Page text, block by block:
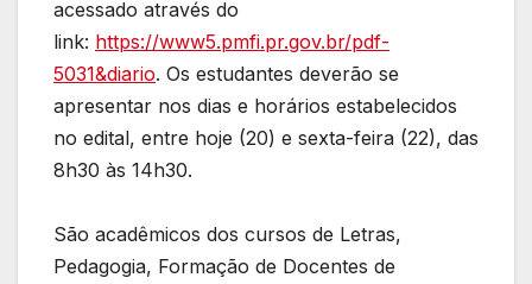
acessado através do
link: https://www5.pmfi.pr.gov.br/pdf-
5031&diario. Os estudantes deverão se
apresentar nos dias e horários estabelecidos
no edital, entre hoje (20) e sexta-feira (22), das
8h30 às 14h30.
São acadêmicos dos cursos de Letras,
Pedagogia, Formação de Docentes de